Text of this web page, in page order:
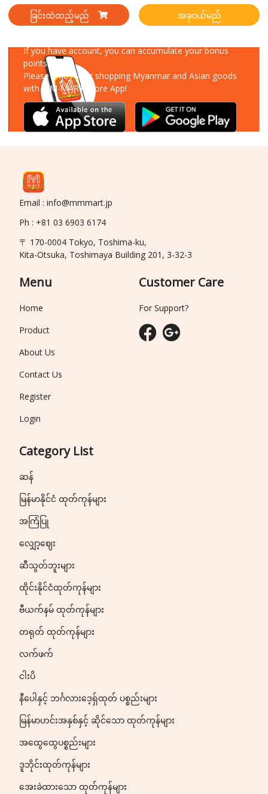
ခြင်းထဲထည့်မည် အခုဝယ်မည်
If you have account, you can accumulate your bonus
points!
Please enjoy your shopping Myanmar and Asian goods
with MM-MART Store App!
Email : info@mmmart.jp
Ph : +81 03 6903 6174
〒 170-0004 Tokyo, Toshima-ku,
Kita-Otsuka, Toshimaya Building 201, 3-32-3
Menu
Home
Product
About Us
Contact Us
Register
Login
Category List
ဆန်
မြန်မာနိုင်ငံ ထုတ်ကုန်များ
အကြံပြု
လျှော့ဈေး
ဆီသွတ်ဘူးများ
ထိုင်းနိုင်ငံထုတ်ကုန်များ
ဗီယက်နမ် ထုတ်ကုန်များ
တရုတ် ထုတ်ကုန်များ
လက်ဖက်
ငါးပိ
နီပေါနှင့် ဘင်္ဂလားဒေ့ရှ်ထုတ် ပစ္စည်းများ
မြန်မာဟင်းအနှစ်နှင့် ဆိုင်သော ထုတ်ကုန်များ
အထွေထွေပစ္စည်းများ
ဒူဘိုင်းထုတ်ကုန်များ
အေးခဲထားသော ထုတ်ကုန်များ
Customer Care
For Support?